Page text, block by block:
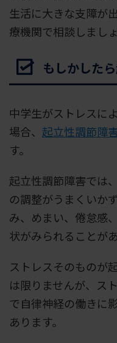
生活に大きな支障が
療機関で相談しましょ
もしかした
中学生がストレスに
場合、 起立性調節障
す。
起立性調節障害では
の調整がうまくいか
み、めまい、倦怠感
状がみられることがあ
ストレスそのものが
は限りませんが、ス
で自律神経の働きに
あります。